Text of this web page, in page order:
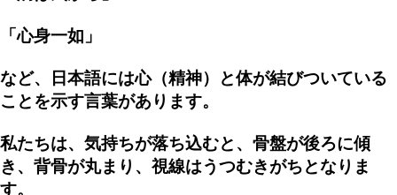
「心身一如」
など、日本語には心（精神）と体が結びついている
ことを示す言葉があります。
私たちは、気持ちが落ち込むと、骨盤が後ろに傾
き、背骨が丸まり、視線はうつむきがちとなりま
す。